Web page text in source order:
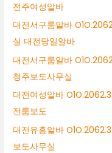
전주여성알바
대전서구룸알바
실 대전당일알바
대전서구룸알바
청주보도사무실
대전여성알바
전룸보도
대전유흥알바
보도사무실